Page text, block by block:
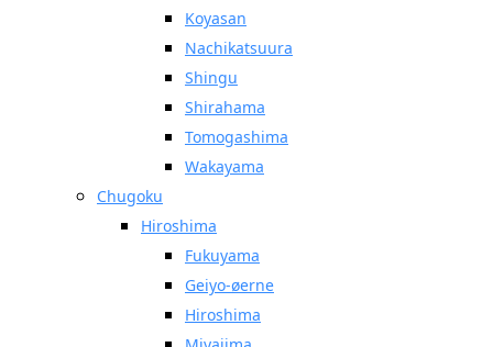
Koyasan
Nachikatsuura
Shingu
Shirahama
Tomogashima
Wakayama
Chugoku
Hiroshima
Fukuyama
Geiyo-øerne
Hiroshima